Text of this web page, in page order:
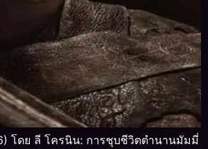
โดย ลี โครนิน: การชุบชีวิตตำนานมัมมี่